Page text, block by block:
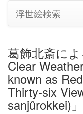
浮世絵検索
葛飾北斎に
Clear
known as
Thirty-six
sanjûrokkei)」